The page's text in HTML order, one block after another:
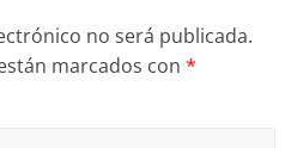
no será publicada.
marcados con*